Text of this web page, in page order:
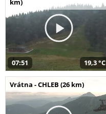
km)
07:51 19,3 °C
Vrátna - CHLEB (26 km)